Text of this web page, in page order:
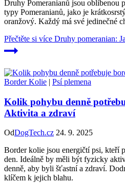
Druhy Pomeranianů jsou oblíbenou
typy Pomeranianů, jako je
oranžový. Každý má své jedinečné
Přečtěte si více Druhy pomeranian:
Border Kolie | Psí plemena
Kolik pohybu denně
Aktivita a zdraví
OdDogTech.cz 24. 9. 2025
Border kolie jsou energičtí psi, kteří
den. Ideálně by měli být fyzicky
denně, aby byli šťastní a zdraví.
klíčem k jejich blahu.